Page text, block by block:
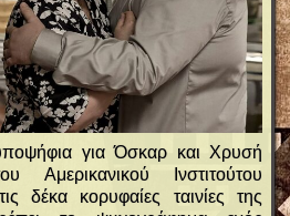
για Όσκαρ και Χρυσή
Αμερικανικού Ινστιτούτου
δέκα κορυφαίες ταινίες της